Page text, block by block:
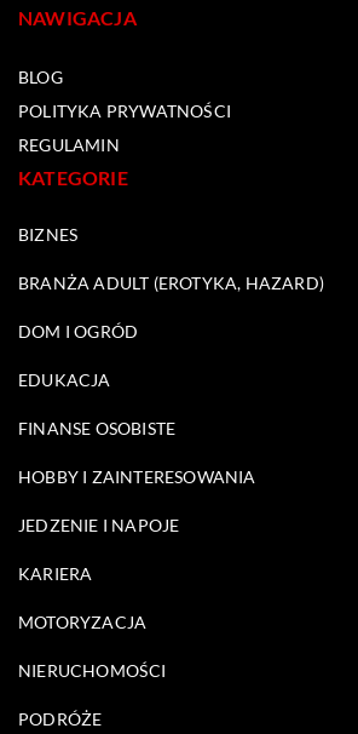
NAWIGACJA
BLOG
POLITYKA PRYWATNOŚCI
REGULAMIN
KATEGORIE
BIZNES
BRANŻA ADULT (EROTYKA, HAZARD)
DOM I OGRÓD
EDUKACJA
FINANSE OSOBISTE
HOBBY I ZAINTERESOWANIA
JEDZENIE I NAPOJE
KARIERA
MOTORYZACJA
NIERUCHOMOŚCI
PODRÓŻE